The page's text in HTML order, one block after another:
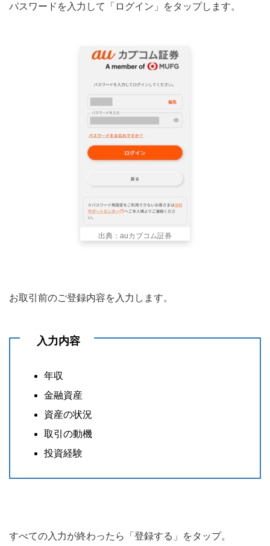
パスワードを入力して「ログイン」をタップします。
出典：auカブコム証券
お取引前のご登録内容を入力します。
入力内容
年収
金融資産
資産の状況
取引の動機
投資経験
すべての入力が終わったら「登録する」をタップ。